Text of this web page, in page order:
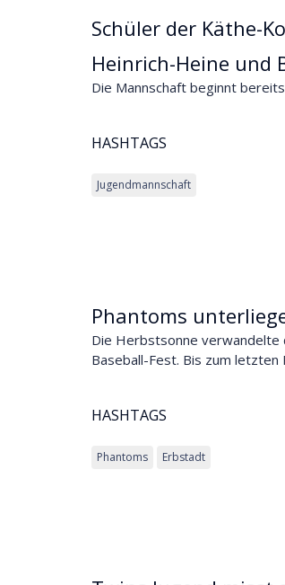
Schüler der Käthe-
Heinrich-Heine und
Die Mannschaft beginnt
HASHTAGS
Jugendmannschaft
Phantoms
Die Herbstsonne verwandelte
Baseball-Fest. Bis zum
HASHTAGS
Phantoms Erbstadt